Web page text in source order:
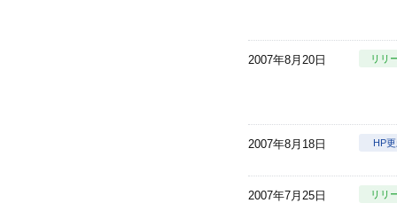
2007年8月20日 リリ
2007年8月18日 HP
2007年7月25日 リリ